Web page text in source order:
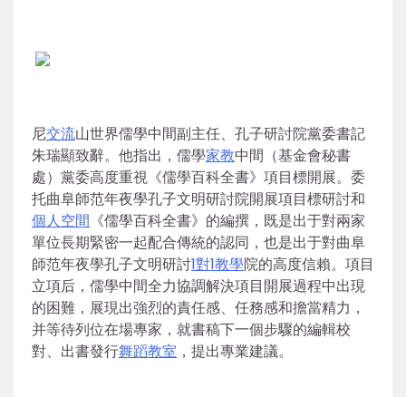
尼交流山世界儒學中間副主任、孔子研討院黨委書記
朱瑞顯致辭。他指出，儒學家教中間（基金會秘書
處）黨委高度重視《儒學百科全書》項目標開展。委
托曲阜師范年夜學孔子文明研討院開展項目標研討和
個人空間 《儒學百科全書》的編撰，既是出于對兩家
單位長期緊密一起配合傳統的認同，也是出于對曲阜
師范年夜學孔子文明研討1對1教學院的高度信賴。項目
立項后，儒學中間全力協調解決項目開展過程中出現
的困難，展現出強烈的責任感、任務感和擔當精力，
并等待列位在場專家，就書稿下一個步驟的編輯校
對、出書發行舞蹈教室 ，提出專業建議。